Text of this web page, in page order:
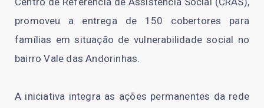
promoveu a entrega de 150 cobertores para
famílias em situação de vulnerabilidade social no
bairro Vale das Andorinhas.
A iniciativa integra as ações permanentes da rede